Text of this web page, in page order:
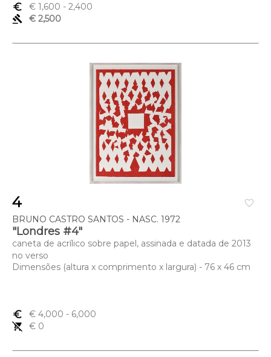
euro_symbol € 1,600 - 2,400
gavel
€ 2,500
favorite_border
4
BRUNO CASTRO SANTOS - NASC. 1972
"Londres #4"
caneta de acrílico sobre papel, assinada e datada de 2013
no verso
Dimensões (altura x comprimento x largura) - 76 x 46 cm
euro_symbol € 4,000 - 6,000
remove_shopping_cart
€ 0